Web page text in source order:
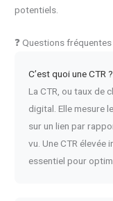
potentiels.
❓ Questions fréquentes
C’est quoi une CTR ?
La CTR, ou taux de
digital. Elle mesure
sur un lien par
vu. Une CTR élevée
essentiel pour